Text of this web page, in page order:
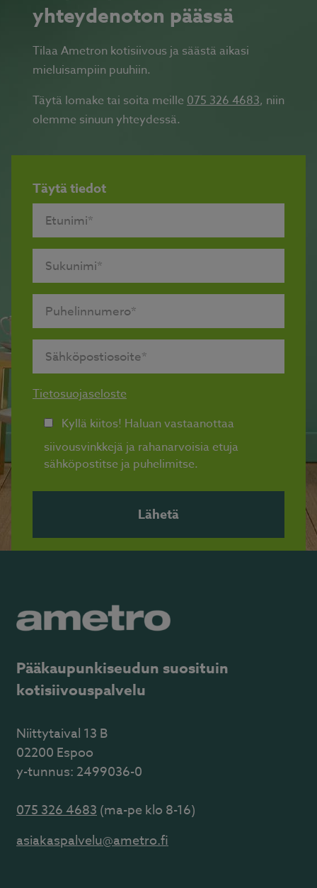
yhteydenoton päässä
Tilaa Ametron kotisiivous ja säästä aikasi
mieluisampiin puuhiin.
Täytä lomake tai soita meille 075 326 4683, niin
olemme sinuun yhteydessä.
Täytä tiedot
Tietosuojaseloste
Kyllä kiitos! Haluan vastaanottaa
siivousvinkkejä ja rahanarvoisia etuja
sähköpostitse ja puhelimitse.
Pääkaupunkiseudun suosituin
kotisiivouspalvelu
Niittytaival 13 B
02200 Espoo
y-tunnus: 2499036-0
075 326 4683(ma-pe klo 8-16)
asiakaspalvelu@ametro.fi